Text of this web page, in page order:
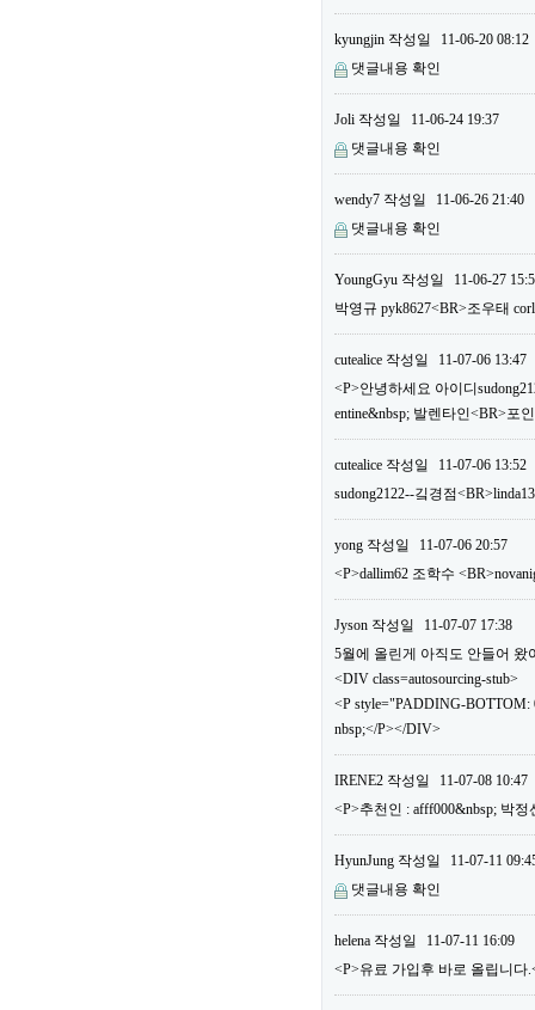
kyungjin 작성일
11-06-20 08:12
댓글내용 확인
Joli 작성일
11-06-24 19:37
댓글내용 확인
wendy7 작성일
11-06-26 21:40
댓글내용 확인
YoungGyu 작성일
11-06-27
박영규 pyk8627<BR>조우태
cutealice 작성일
11-07-06 13:47
<P>안녕하세요 아이디
entine&nbsp; 발렌타인<BR>포
cutealice 작성일
11-07-06 13:52
sudong2122--깈경점
yong 작성일
11-07-06 20:57
<P>dallim62 조학수
Jyson 작성일
11-07-07 17:38
5월에 올린게 아직도 안들어 왔
<DIV class=autosourcing-stub>
<P style="PADDING-
nbsp;</P></DIV>
IRENE2 작성일
11-07-08 10:47
<P>추천인 : afff000&nbsp; 박
HyunJung 작성일
11-07-11
댓글내용 확인
helena 작성일
11-07-11 16:09
<P>유료 가입후 바로 올립니다